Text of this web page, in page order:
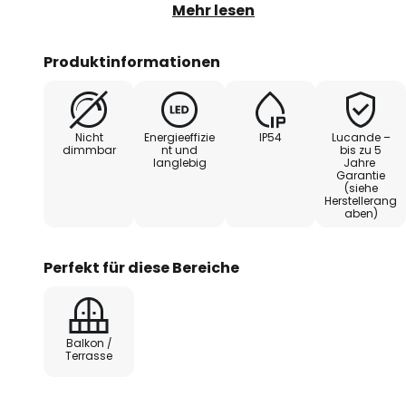
Farbkontrast zum Gestell
mit einem einladenden
in einer Serie zu mehreren
Sie ist dank ihrer Schutzart gut
und kann langfristig am
genügend Licht sorgen.
Mehr lesen
Produktinformationen
Nicht
dimmbar
Energieeffizie
nt und
langlebig
IP54
Lucande –
bis zu 5
Jahre
Garantie
(siehe
Herstellerang
aben)
Perfekt für diese Bereiche
Balkon /
Terrasse